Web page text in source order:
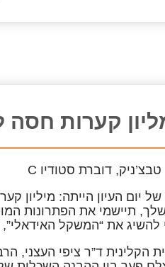
קערות חסה
טבצ’ניק, דוברת סטודיו C
יום העיון הייתה: מיליון
תיישמי את הפתרונות
להשיג את “המשקל
הקלינית ד”ר ציפי העצני,